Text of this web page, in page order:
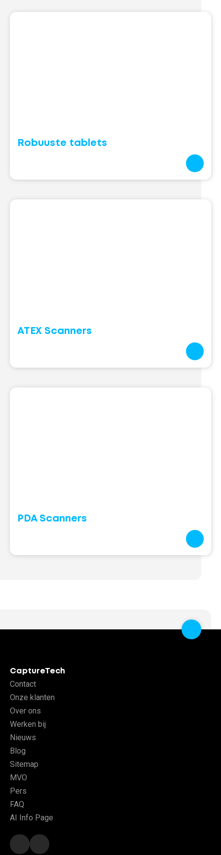
Robuuste tablets
ATEX Scanners
PDA Scanners
CaptureTech
Contact
Onze klanten
Over ons
Werken bij
Nieuws
Blog
Sitemap
MVO
Pers
FAQ
AI Info Page